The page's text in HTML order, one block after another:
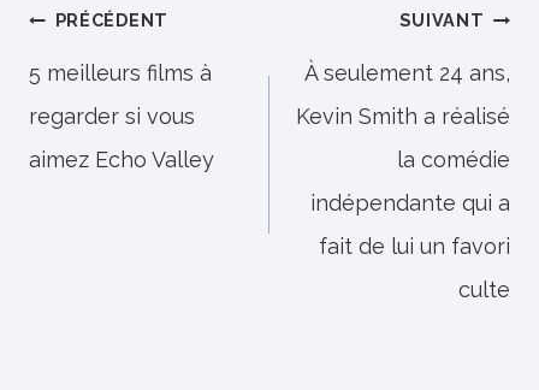
Navigation
de
l’article
PRÉCÉDENT
5 meilleurs films à
regarder si vous
aimez Echo Valley
SUIVANT
À seulement 24 ans,
Kevin Smith a réalisé
la comédie
indépendante qui a
fait de lui un favori
culte